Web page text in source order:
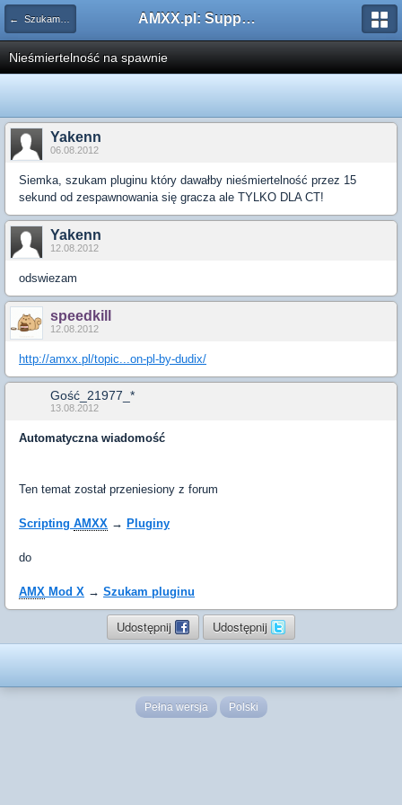
← Szukam pluginu AMXX.pl: Support AMX Mod X i SourceMod
Nieśmiertelność na spawnie
Yakenn
06.08.2012
Siemka, szukam pluginu który dawałby nieśmiertelność przez 15
sekund od zespawnowania się gracza ale TYLKO DLA CT!
Yakenn
12.08.2012
odswiezam
speedkill
12.08.2012
http://amxx.pl/topic...on-pl-by-dudix/
Gość_21977_*
13.08.2012
Automatyczna wiadomość
Ten temat został przeniesiony z forum
Scripting AMXX → Pluginy
do
AMX Mod X → Szukam pluginu
Udostępnij Udostępnij
Pełna wersja Polski